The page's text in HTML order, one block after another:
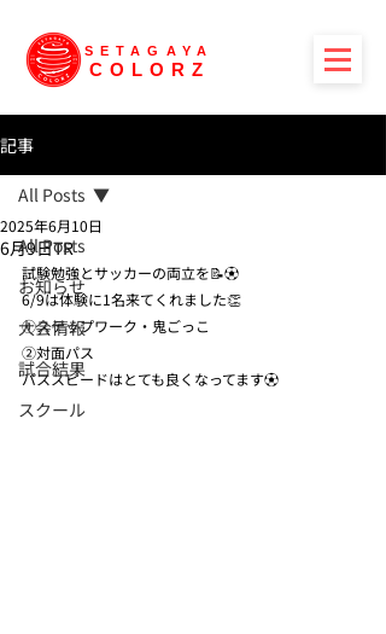
SETAGAYA
COLORZ
記事
All Posts
お知らせ
大会情報
試合結果
スクール
All Posts
6月9日TR
2025年6月10日
試験勉強とサッカーの両立を📝⚽️
6/9は体験に1名来てくれました👏
①ステップワーク・鬼ごっこ
②対面パス
パススピードはとても良くなってます⚽️